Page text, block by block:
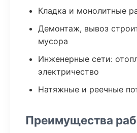
Кладка и монолитные
Демонтаж, вывоз
мусора
Инженерные сети:
электричество
Натяжные и реечные
Преимущества